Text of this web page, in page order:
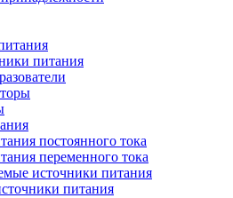
питания
постоянного тока
переменного тока
источники питания
питания